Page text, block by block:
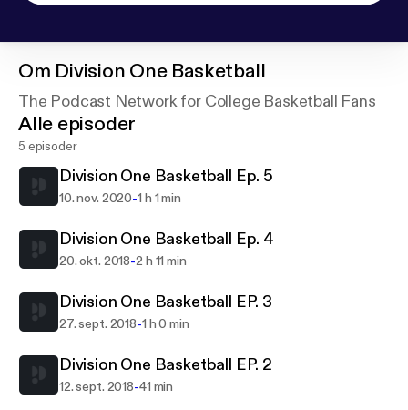
Om Division One Basketball
The Podcast Network for College Basketball Fans
Alle episoder
5 episoder
Division One Basketball Ep. 5
10. nov. 2020-1 h 1 min
Division One Basketball Ep. 4
20. okt. 2018-2 h 11 min
Division One Basketball EP. 3
27. sept. 2018-1 h 0 min
Division One Basketball EP. 2
12. sept. 2018-41 min